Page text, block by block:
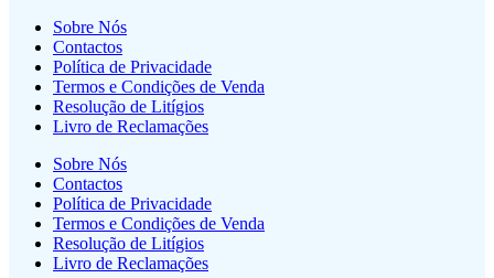
Sobre Nós
Contactos
Política de Privacidade
Termos e Condições de Venda
Resolução de Litígios
Livro de Reclamações
Sobre Nós
Contactos
Política de Privacidade
Termos e Condições de Venda
Resolução de Litígios
Livro de Reclamações